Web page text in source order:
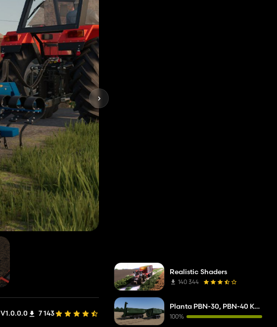
V1.0.0.0 7 143
Realistic Shaders
140 344
Planta PBN-30, PBN-40 Kobzarenko
100%